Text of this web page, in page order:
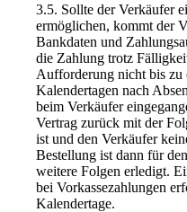
3.5. Sollte der Verkäufer
ermöglichen, kommt der
Bankdaten und
die Zahlung trotz
Aufforderung nicht bis
Kalendertagen nach
beim Verkäufer
Vertrag zurück mit der
ist und den Verkäufer
Bestellung ist dann für
weitere Folgen erledigt.
bei Vorkassezahlungen
Kalendertage.